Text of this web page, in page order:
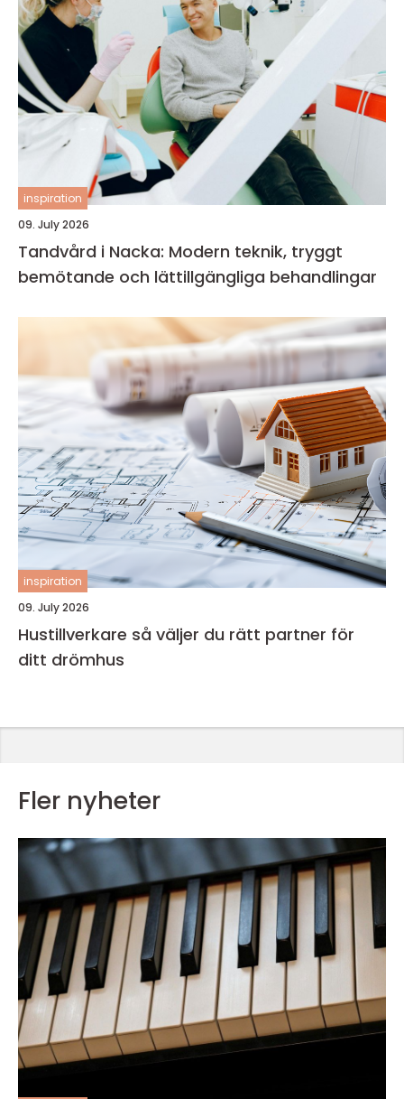
inspiration
09. July 2026
Tandvård i Nacka: Modern teknik, tryggt
bemötande och lättillgängliga behandlingar
inspiration
09. July 2026
Hustillverkare så väljer du rätt partner för
ditt drömhus
Fler nyheter